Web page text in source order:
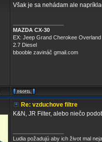
Však je sa nehádam ale
MAZDA CX-30
EX: Jeep Grand Cherokee Overland
2.7 Diesel
bbooble zavináč gmail.com
Re: vzduchove filtre
K&N, JR Filter, alebo niečo
Ludia požadujú aby ich život mal